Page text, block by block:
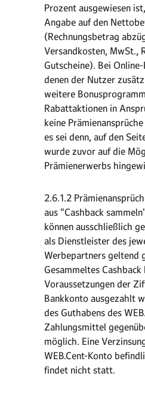
Prozent ausgewiesen
Angabe auf den
(Rechnungsbetrag
Versandkosten, MwSt.,
Gutscheine). Bei
denen der Nutzer
weitere
Rabattaktionen in
keine
es sei denn, auf den
wurde zuvor auf die
Prämienerwerbs
2.6.1.2
aus "Cashback
können ausschließlich
als Dienstleister des
Werbepartners geltend
Gesammeltes
Voraussetzungen der
Bankkonto ausgezahlt
des Guthabens des
Zahlungsmittel
möglich. Eine
WEB.Cent-Konto
findet nicht statt.